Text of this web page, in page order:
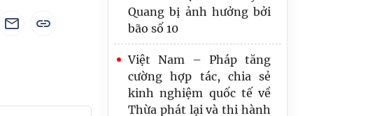
mắc trong việc xác định,
phân chia quyền sử dụng
đất của người phải thi
hành án trong hộ gia
đình để thi hành án
Chín lưu ý trong xác
bão số 10
cường hợp tác, chia sẻ
kinh nghiệm quốc tế về
Thừa phát lại và thi hành
án dân sự